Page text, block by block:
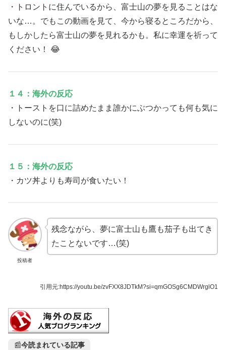
・トロントに住んでいるから、富士山の夢を見ることはな
いな…。でもこの動画を見て、今から寝るところだから、
もしかしたら富士山の夢を見れるかも。私に幸運を祈って
ください！ 😂
１４：海外の反応
・トーストを口に詰めたまま誰かにぶつかっても何も気に
しないのに(笑)
１５：海外の反応
・カツ丼よりも寿司が食いたい！
投稿者
残念ながら、夢に富士山も鷹も茄子も出てき
たことないです…(笑)
引用元:https://youtu.be/zvFXX8JDTkM?si=qmGOSg6CMDWrglO1
📰今読まれている記事